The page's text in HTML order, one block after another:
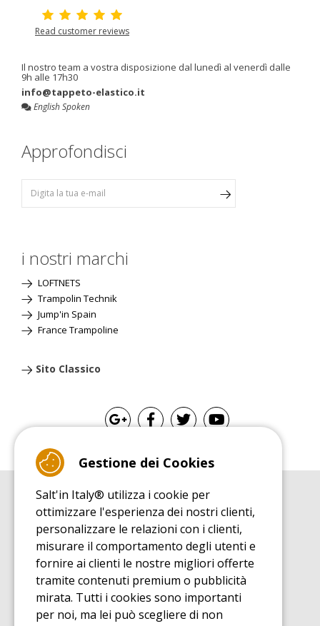
Read customer reviews
Il nostro team a vostra disposizione dal lunedì al venerdì dalle
9h alle 17h30
info@tappeto-elastico.it
English Spoken
Approfondisci
i nostri marchi
LOFTNETS
Trampolin Technik
Jump'in Spain
France Trampoline
Sito Classico
GUIDA ALL'ACQUISTO
Guida all'acquisito tappeti elastici
GUIDA ALL'INSTALLAZIONE
Guida al montaggio tappeto elastico da giardino
GUIDA DI MANUTENZIONE
Guida alla manutenzione del vostro tappeto elastico
SCOPRI
Guida all'utilizzo tappeto elastico da giardino
Gestione dei Cookies
Salt'in Italy® utilizza i cookie per
ottimizzare l'esperienza dei nostri clienti,
personalizzare le relazioni con i clienti,
misurare il comportamento degli utenti e
fornire ai clienti le nostre migliori offerte
tramite contenuti premium o pubblicità
mirata. Tutti i cookies sono importanti
per noi, ma lei può scegliere di non